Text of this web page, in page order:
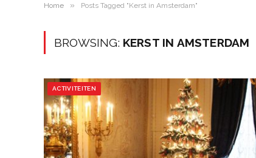
Home » Posts Tagged "Kerst in Amsterdam"
BROWSING: KERST IN AMSTERDAM
ACTIVITEITEN